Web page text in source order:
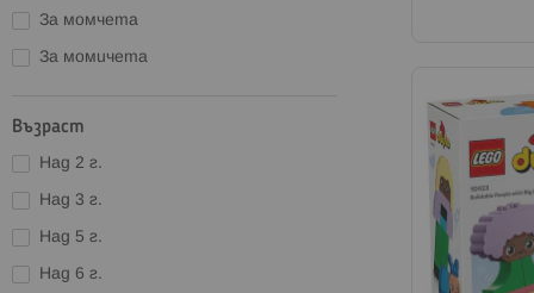
LEGO Pokemon
LEGO Sonic
LEGO Star Wars
LEGO Super Mario
LEGO Technic
LEGO Wednesday
За момчета
За момичета
Възраст
Над 2 г.
Над 3 г.
Над 5 г.
Над 6 г.